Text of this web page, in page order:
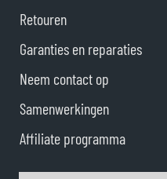
Retouren
Garanties en reparaties
Neem contact op
Samenwerkingen
Affiliate programma